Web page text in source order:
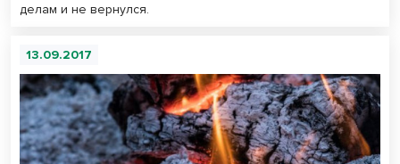
делам и не вернулся.
13.09.2017